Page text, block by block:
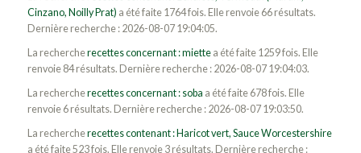
Cinzano, Noilly Prat) a été faite 1764 fois. Elle renvoie 66 résultats.
Dernière recherche : 2026-08-07 19:04:05.
La rechercherecettes concernant : miettea été faite 1259 fois. Elle
renvoie 84 résultats. Dernière recherche : 2026-08-07 19:04:03.
La rechercherecettes concernant : soba a été faite 678 fois. Elle
renvoie 6 résultats. Dernière recherche : 2026-08-07 19:03:50.
La rechercherecettes contenant : Haricot vert, Sauce Worcestershire
a été faite 523 fois. Elle renvoie 3 résultats. Dernière recherche :